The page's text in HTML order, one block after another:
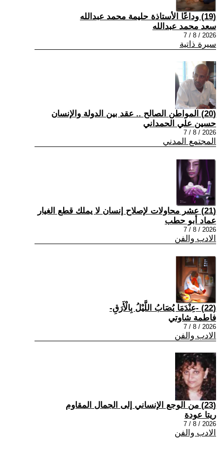
(19) وداعًا الأستاذة حليمة محمد عبدالله
سعد محمد عبدالله
2026 / 8 / 7
سيرة ذاتية
(20) المواطن الصالح .. عقد بين الدولة والإنسان
حسين علي الحمداني
2026 / 8 / 7
المجتمع المدني
(21) عشر محاولات لإصلاح إنسان لا يملك قطع الغيار
عماد أبو حطب
2026 / 8 / 7
الادب والفن
(22) -عِنْدَمَا يُصَابُ اللَّيْلُ بِالْأَرَقِ-
فاطمة شاوتي
2026 / 8 / 7
الادب والفن
(23) من الوجع الإنساني إلى الجمال المقاوم
ريتا عودة
2026 / 8 / 7
الادب والفن